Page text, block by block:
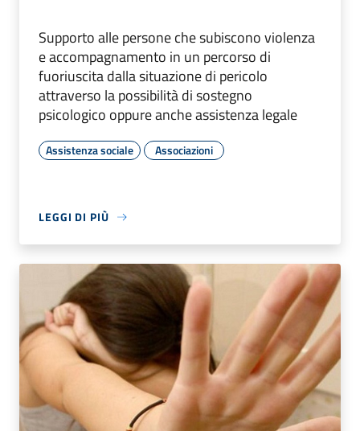
Supporto alle persone che subiscono violenza
e accompagnamento in un percorso di
fuoriuscita dalla situazione di pericolo
attraverso la possibilità di sostegno
psicologico oppure anche assistenza legale
Assistenza sociale Associazioni
LEGGI DI PIÙ